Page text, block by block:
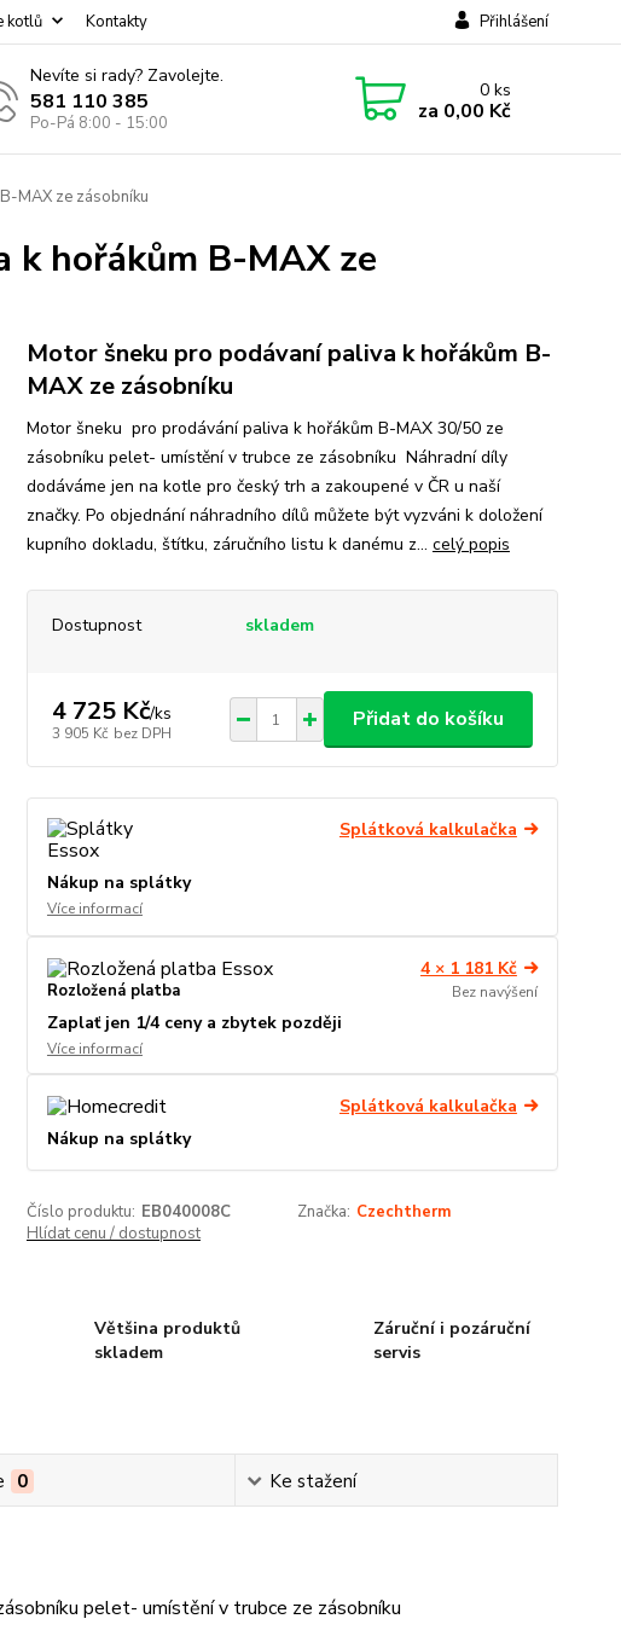
kotlů Kontakty Přihlášení
Nevíte si rady? Zavolejte.
581 110 385
Po-Pá 8:00 - 15:00
0ks
za 0,00 Kč
MAX ze zásobníku
k hořákům B-MAX ze
Motor šneku pro podávaní paliva k hořákům B-
MAX ze zásobníku
Motor šneku pro prodávání paliva k hořákům B-MAX 30/50 ze
zásobníku pelet- umístění v trubce ze zásobníku Náhradní díly
dodáváme jen na kotle pro český trh a zakoupené v ČR u naší
značky. Po objednání náhradního dílů můžete být vyzváni k doložení
kupního dokladu, štítku, záručního listu k danému z... celý popis
Dostupnost skladem
4 725 Kč/ks
3 905 Kč bez DPH
Přidat do košíku
Splátková kalkulačka
Nákup na splátky
Více informací
Rozložená platba
4 × 1 181 Kč
Bez navýšení
Zaplať jen 1/4 ceny a zbytek později
Více informací
Splátková kalkulačka
Nákup na splátky
Číslo produktu: EB040008C Značka: Czechtherm
Hlídat cenu / dostupnost
Většina produktů
skladem
Záruční i pozáruční
servis
0 Ke stažení
pelet- umístění v trubce ze zásobníku